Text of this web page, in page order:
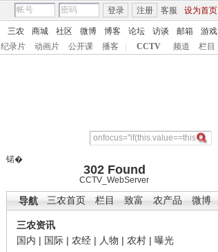
客服 设为首页
登录 注册
三农 商城 社区 微博 博客 论坛 访谈 邮箱
游戏
纪录片 动画片 公开课 播客 CCTV 频道 栏目
锘�
302 Found
CCTV_WebServer
三农首页 栏目 致富 农产品 微博
导航
三农资讯
国内 | 国际 | 农经 | 人物 | 农村 | 曝光